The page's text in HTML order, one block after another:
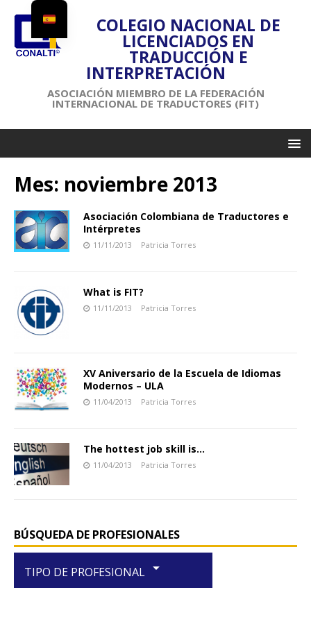
COLEGIO NACIONAL DE
LICENCIADOS EN
TRADUCCIÓN E
INTERPRETACIÓN
ASOCIACIÓN MIEMBRO DE LA FEDERACIÓN
INTERNACIONAL DE TRADUCTORES (FIT)
Mes: noviembre 2013
Asociación Colombiana de Traductores e
Intérpretes
11/11/2013 Patricia Torres
What is FIT?
11/11/2013 Patricia Torres
XV Aniversario de la Escuela de Idiomas
Modernos – ULA
11/04/2013 Patricia Torres
The hottest job skill is…
11/04/2013 Patricia Torres
BÚSQUEDA DE PROFESIONALES
TIPO DE PROFESIONAL arrow_drop_down